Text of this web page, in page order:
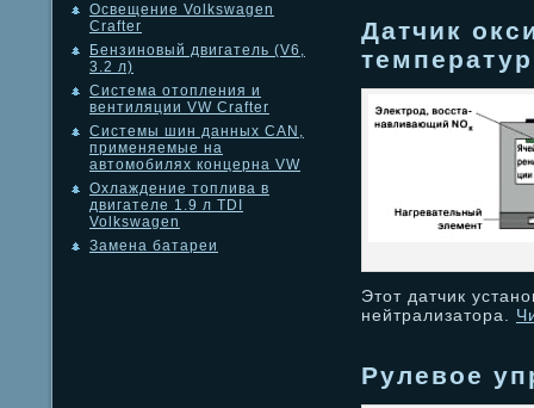
Освещение Volkswagen
Crafter
Бензиновый двигатель (V6,
3.2 л)
Система отопления и
вентиляции VW Crafter
Системы шин данных CAN,
применяемые на
автомобилях концерна VW
Охлаждение топлива в
двигателе 1.9 л TDI
Volkswagen
Замена батареи
Датчик
Этот датчик
нейтрализатора.
Рулевое